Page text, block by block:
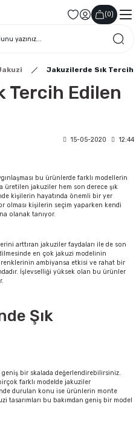
(0)
Jakuzilerde Sık Tercih
Tercih Edilen
15-05-2020 12:44
bu ürünlerde farklı modellerin
üretilen jakuziler hem son derece şık
kişilerin hayatında önemli bir yer
olması kişilerin seçim yaparken kendi
olanak tanıyor.
arttıran jakuziler faydaları ile de son
en çok jakuzi modelinin
ambiyansa etkisi ve rahat bir
İşlevselliği yüksek olan bu ürünler
Şık
bir skalada değerlendirebilirsiniz.
farklı modelde jakuziler
durulan konu ise ürünlerin monte
tasarımları bu bakımdan geniş bir model